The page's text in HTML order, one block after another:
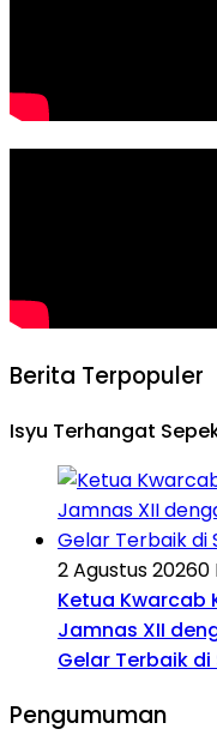
Berita Terpopuler
Isyu Terhangat
2 Agustus 20260
Ketua Kwarcab
Jamnas XII
Gelar Terbaik di
Pengumuman